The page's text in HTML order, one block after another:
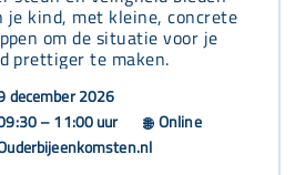
je kind, met kleine, concrete
om de situatie voor je
prettiger te maken.
december 2026
– 11:00 uur 🌐 Online